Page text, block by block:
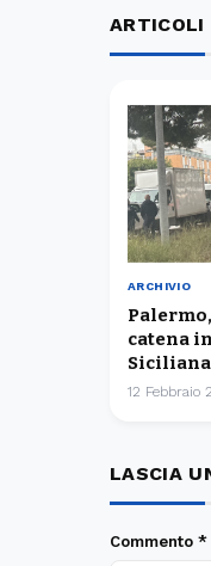
ARTICOLI
ARCHIVIO
catena
Siciliana
12 Febbraio
LASCIA
Commento *